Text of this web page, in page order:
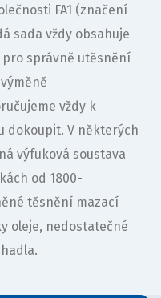
FA1 (značení
sada vždy obsahuje
správně utěsnění
vždy k
dokoupit. V některých
výfuková soustava
od 1800-
těsnění mazací
oleje, nedostatečné